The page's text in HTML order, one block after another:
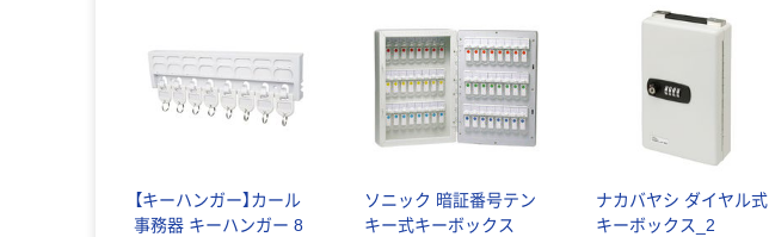
【キーハンガー】カール
事務器 キーハンガー 8
ソニック 暗証番号テン
キー式キーボックス
ナカバヤシ ダイヤル式
キーボックス_2